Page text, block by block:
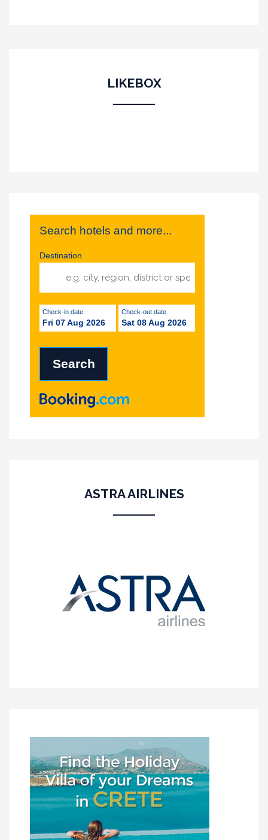
LIKEBOX
Search hotels and more...
Destination
Check-in date
Fri 07 Aug 2026
Check-out date
Sat 08 Aug 2026
ASTRA AIRLINES